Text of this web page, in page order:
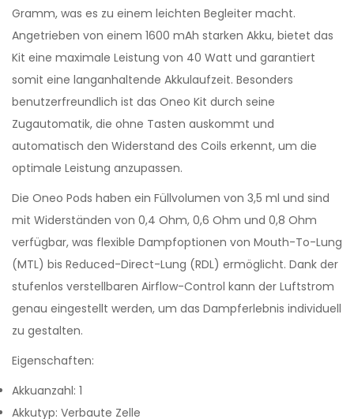
Gramm, was es zu einem leichten Begleiter macht.
Angetrieben von einem 1600 mAh starken Akku, bietet das
Kit eine maximale Leistung von 40 Watt und garantiert
somit eine langanhaltende Akkulaufzeit. Besonders
benutzerfreundlich ist das Oneo Kit durch seine
Zugautomatik, die ohne Tasten auskommt und
automatisch den Widerstand des Coils erkennt, um die
optimale Leistung anzupassen.
Die Oneo Pods haben ein Füllvolumen von 3,5 ml und sind
mit Widerständen von 0,4 Ohm, 0,6 Ohm und 0,8 Ohm
verfügbar, was flexible Dampfoptionen von Mouth-To-Lung
(MTL) bis Reduced-Direct-Lung (RDL) ermöglicht. Dank der
stufenlos verstellbaren Airflow-Control kann der Luftstrom
genau eingestellt werden, um das Dampferlebnis individuell
zu gestalten.
Eigenschaften:
Akkuanzahl: 1
Akkutyp: Verbaute Zelle